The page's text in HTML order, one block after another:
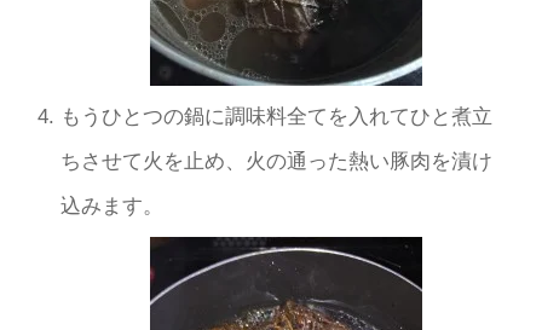
もうひとつの鍋に調味料全てを入れてひと煮立
ちさせて火を止め、火の通った熱い豚肉を漬け
込みます。